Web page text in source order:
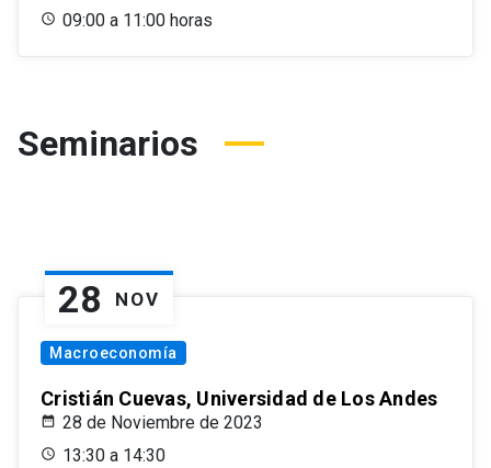
09:00 a 11:00 horas
Seminarios
28 NOV
Macroeconomía
Cristián Cuevas, Universidad de Los Andes
28 de Noviembre de 2023
13:30 a 14:30